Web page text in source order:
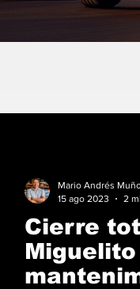
Cierre
Mario Andrés
15 ago 2023
2